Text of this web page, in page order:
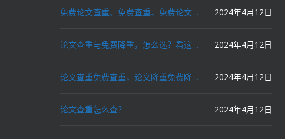
免费论文查重、免费查重、免费论文降重、免费降重、智能降重、一键降重、降低AIGC写作率、AI写论文，这些名词你了解吗？ 2024年4月12日
论文查重与免费降重，怎么选？看这里就对了！ 2024年4月12日
论文查重免费查重，论文降重免费降重，机器降重，人工降重，降低AIGC写作率，ai写论文，都要选论文狗和paperdog以及文思慧达！ 2024年4月12日
论文查重怎么查？ 2024年4月12日